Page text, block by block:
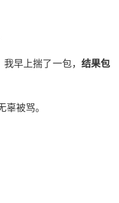
早上揣了一包， 结果包
被骂。